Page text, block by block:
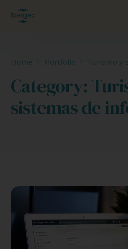
Home Portfolio Turismo y
Category:
sistemas de